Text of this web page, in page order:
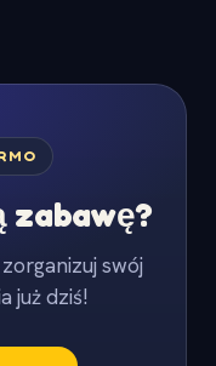
zabawę?
swój
już dziś!